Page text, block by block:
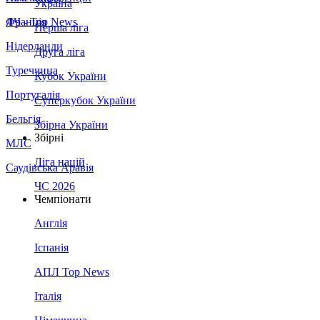
Франція
Нідерланди
Туреччина
Португалія
Бельгія
МЛС
Саудівська Аравія
ЛЧ - Top News
Україна
Перша ліга
Друга ліга
Кубок України
Суперкубок України
Збірна України
Збірні
Ліга націй
ЧС 2026
Чемпіонати
Англія
Іспанія
АПЛ Top News
Італія